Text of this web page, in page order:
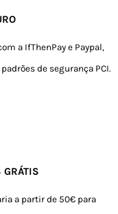
a IfThenPay e Paypal,
de segurança PCI.
GRÁTIS
a partir de 50€ para